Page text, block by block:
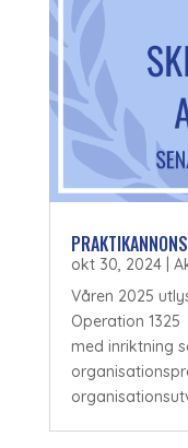
okt 30, 2024|
Våren 2025
Operation
med inriktning